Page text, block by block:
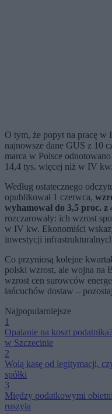
O tym, że popyt na pracę w
najnowsze dane GUS z 10
marca w Polsce
14,4 tys. więcej niż w IV
Według ostatecznego
opublikował 1 czerwca,
wyhamował do 3,5 proc.
rozczarowały: ich wzrost
w IV kw. Ekonomiści
inwestycji
Co przyniosą kolejne
polski wzrost, ale wojna na
wzrost cen surowców
łańcuchów dostaw –
Najpopularniejsze
1
Opalanie na koszt
w Szczecinie
2
Wolą kasę od legitymacji,
spółki
3
Między podatkowymi
ruszyła